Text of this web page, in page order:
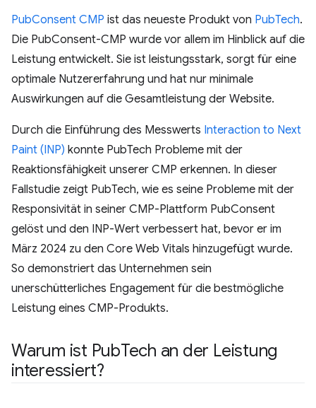
PubConsent CMP ist das neueste Produkt von PubTech.
Die PubConsent-CMP wurde vor allem im Hinblick auf die
Leistung entwickelt. Sie ist leistungsstark, sorgt für eine
optimale Nutzererfahrung und hat nur minimale
Auswirkungen auf die Gesamtleistung der Website.
Durch die Einführung des Messwerts Interaction to Next
Paint (INP) konnte PubTech Probleme mit der
Reaktionsfähigkeit unserer CMP erkennen. In dieser
Fallstudie zeigt PubTech, wie es seine Probleme mit der
Responsivität in seiner CMP-Plattform PubConsent
gelöst und den INP-Wert verbessert hat, bevor er im
März 2024 zu den Core Web Vitals hinzugefügt wurde.
So demonstriert das Unternehmen sein
unerschütterliches Engagement für die bestmögliche
Leistung eines CMP-Produkts.
Warum ist PubTech an der Leistung
interessiert?